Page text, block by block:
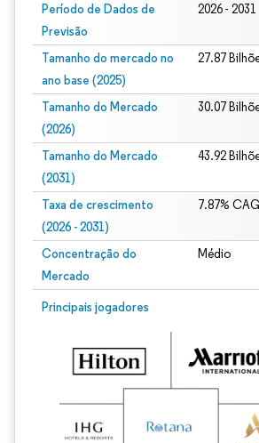
Período de Dados de
Previsão
2026 - 2031
Tamanho do mercado no
ano base (2025)
27.87
Tamanho do Mercado
(2026)
30.07
Tamanho do Mercado
(2031)
43.92
Taxa de crescimento
(2026 - 2031)
7.87%
Concentração do
Mercado
Médio
Principais jogadores
Imagem © Mordor Intelligence. O reuso requer